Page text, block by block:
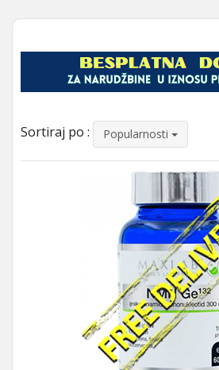
Sortiraj po : Popularnosti